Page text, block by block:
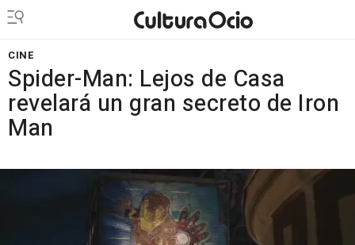
CINE
Spider-Man: Lejos de Casa
revelará un gran secreto de Iron
Man